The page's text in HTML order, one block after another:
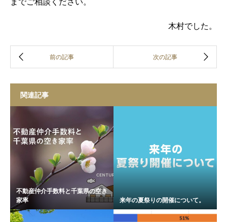
木村でした。
関連記事
不動産仲介手数料と千葉県の空き
家率
来年の夏祭りの開催について。